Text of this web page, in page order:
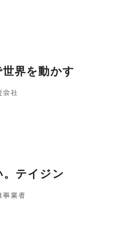
界を動かす
社
テイジン
業者